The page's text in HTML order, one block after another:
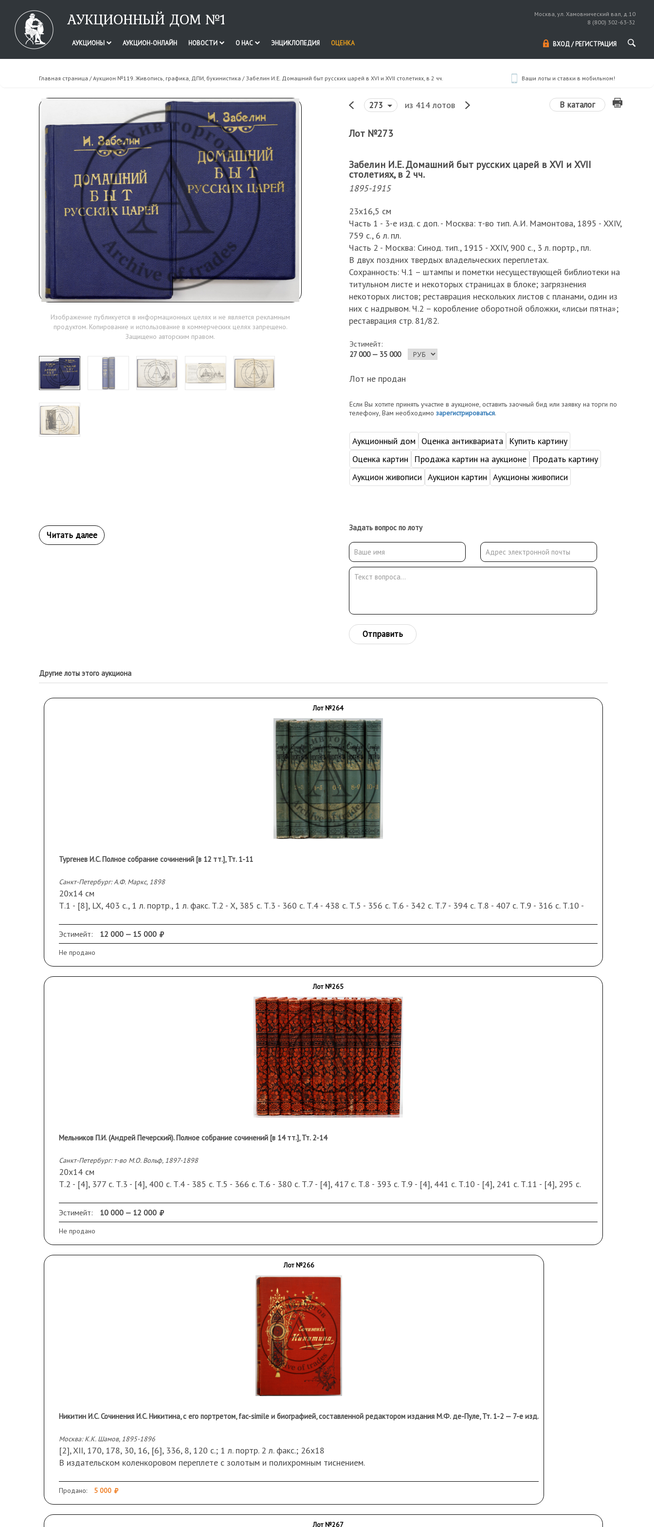
АУКЦИОННЫЙ ДОМ №1
Москва, ул. Хамовнический вал, д.10
8 (800) 302-63-32
АУКЦИОНЫ АУКЦИОН-ОНЛАЙН НОВОСТИ О НАС ЭНЦИКЛОПЕДИЯ ОЦЕНКА ВХОД / РЕГИСТРАЦИЯ
Главная страница /Аукцион №119. Живопись, графика, ДПИ, букинистика / Забелин И.Е. Домашний быт русских царей в XVI и XVII столетиях, в 2 чч. Ваши лоты и ставки в мобильном!
Изображение публикуется в информационных целях и не является рекламным
продуктом. Копирование и использование в коммерческих целях запрещено.
Защищено авторским правом.
273 из 414 лотов В каталог
Лот №273
Забелин И.Е. Домашний быт русских царей в XVI и XVII
столетиях, в 2 чч.
1895-1915
23х16,5 см
Часть 1 - 3-е изд. с доп. - Москва: т-во тип. А.И. Мамонтова, 1895 - XXIV,
759 с., 6 л. пл.
Часть 2 - Москва: Синод. тип., 1915 - XXIV, 900 c., 3 л. портр., пл.
В двух поздних твердых владельческих переплетах.
Сохранность: Ч.1 – штампы и пометки несуществующей библиотеки на
титульном листе и некоторых страницах в блоке; загрязнения
некоторых листов; реставрация нескольких листов с планами, один из
них с надрывом. Ч.2 – коробление оборотной обложки, «лисьи пятна»;
реставрация стр. 81/82.
Эстимейт:
27 000 — 35 000
Лот не продан
Если Вы хотите принять участие в аукционе, оставить заочный бид или заявку на торги по
телефону, Вам необходимо зарегистрироваться.
Аукционный дом Оценка антиквариата
Купить картину
Оценка картин
Продажа картин на аукционе
Продать картину
Аукцион живописи Аукцион картин Аукционы живописи
Задать вопрос по лоту
Отправить
Другие лоты этого аукциона
Лот №264
Тургенев И.С. Полное собрание сочинений [в 12 тт.], Тт. 1-11
Санкт-Петербург: А.Ф. Маркс, 1898
20х14 см
Т.1 - [8], LX, 403 с., 1 л. портр., 1 л. факс. Т.2 - Х, 385 с. Т.3 - 360 c. Т.4 - 438 c. Т.5 - 356 с. Т.6 - 342 с. Т.7 - 394 с. Т.8 - 407 с. Т.9 - 316 с. Т.10 -
В шести издательских коленкоровых переплетах мастерской Кирхнера с золотым и цветным тиснением. Суперэкслибрис «Л.Б.».
Сохранность:нет последнего тома; потертости по краям переплетов; «лисьи пятна»; надрывы некоторых листов; владельческие пометки в
блоках. Т.4 – пятна на стр. 145-170. Т.7 – последние два листа почти полностью выпадают из блока.
Эстимейт: 12 000 — 15 000
Не продано
Лот №265
Мельников П.И. (Андрей Печерский). Полное собрание сочинений [в 14 тт.], Тт. 2-14
Санкт-Петербург: т-во М.О. Вольф, 1897-1898
20х14 см
Т.2 - [4], 377 с. Т.3 - [4], 400 с. Т.4 - 385 с. Т.5 - 366 с. Т.6 - 380 с. Т.7 - [4], 417 с. Т.8 - 393 с. Т.9 - [4], 441 с. Т.10 - [4], 241 с. Т.11 - [4], 295 с.
В издательских коленкоровых переплетах с тиснением.
Сохранность:нет первого тома; потертости по краям переплетов; наклейки с номерами на форзацах; Т.2 – владельческая подпись на
авантитуле. Тт. 3, 12, 13, 14 – трещины по форзацу и нахзацу. Т.3 – затеки по нахзацу. Тт. 4, 13 – утрата фрагментов свободного листа
нахзаца. Т.6 – утрачены стр. 199/200.
Эстимейт: 10 000 — 12 000
Не продано
Лот №266
Никитин И.С. Сочинения И.С. Никитина, с его портретом, fac-simile и биографией, составленной редактором издания М.Ф. де-Пуле, Тт. 1-2 — 7-е изд.
Москва: К.К. Шамов, 1895-1896
[2], XII, 170, 178, 30, 16, [6], 336, 8, 120 с.; 1 л. портр. 2 л. факс.; 26х18
В издательском коленкоровом переплете с золотым и полихромным тиснением.
Продано: 5 000
Лот №267